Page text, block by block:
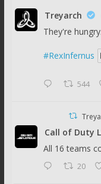
Treyarch
They're hungry.
#RexInfernus
544
Call of Duty
All 16 teams
20